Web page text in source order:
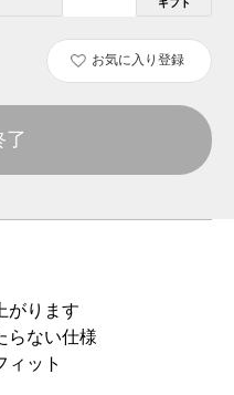
ギフト
お気に入り登録
了
がります
らない仕様
ィット